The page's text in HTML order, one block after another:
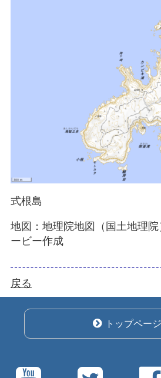
式根島
地図：地理院地図（国土地理
ービー作成
戻る
トップペー